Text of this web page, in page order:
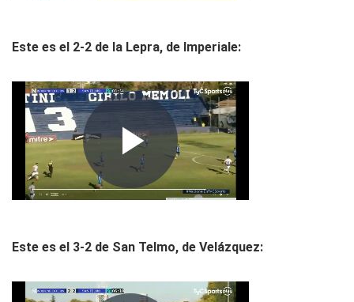
Este es el 2-2 de la Lepra, de Imperiale:
Este es el 3-2 de San Telmo, de Velázquez: